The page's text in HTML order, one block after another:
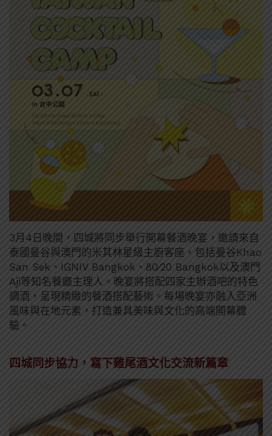
3月4日晚間，四城將同步舉行開幕餐酒晚宴，邀請來自
泰國曼谷與澳門的米其林星級主廚客座，包括曼谷Khao
San Sek、IGNIV Bangkok、80∕20 Bangkok以及澳門
Aji等知名餐廳主理人。晚宴將搭配四家主辦酒吧的特色
調酒，呈現精緻的餐酒搭配藝術。每場晚宴亦融入亞洲
風味與在地元素，打造兼具美味與文化的高端開幕體
驗。
四城同步協力，寫下雞尾酒文化交流新篇章